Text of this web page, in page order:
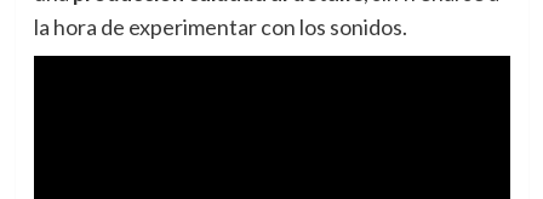
la hora de experimentar con los sonidos.